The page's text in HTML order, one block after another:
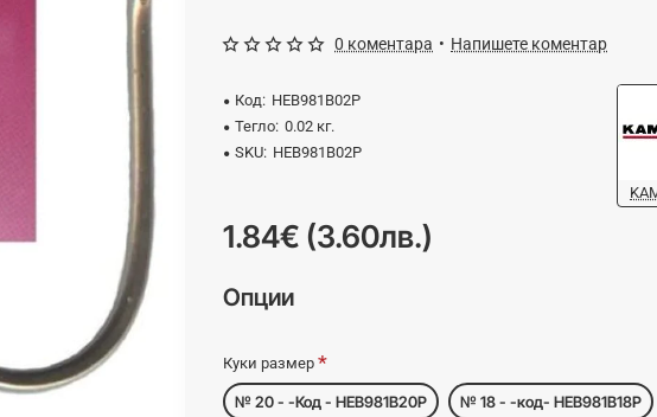
Код: HEB981B02P
Тегло: 0.02 кг.
SKU: HEB981B02P
0 коментара • Напишете коментар
1.84€ (3.60лв.)
Опции
Куки размер
№ 20 - -Код - HEB981B20P № 18 - -код- HEB981B18P